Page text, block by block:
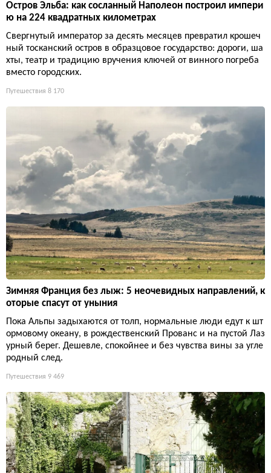
Остров Эльба: как сосланный Наполеон построил импери
ю на 224 квадратных километрах
Свергнутый император за десять месяцев превратил крошеч
ный тосканский остров в образцовое государство: дороги, ша
хты, театр и традицию вручения ключей от винного погреба
вместо городских.
Путешествия 8 170
Зимняя Франция без лыж: 5 неочевидных направлений, к
оторые спасут от уныния
Пока Альпы задыхаются от толп, нормальные люди едут к шт
ормовому океану, в рождественский Прованс и на пустой Лаз
урный берег. Дешевле, спокойнее и без чувства вины за угле
родный след.
Путешествия 9 469